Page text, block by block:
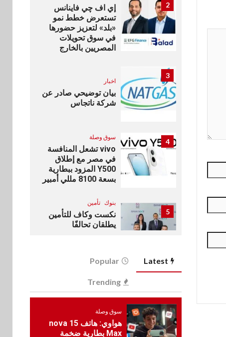
2
إي اف چي فاينانس
تستعرض خطط نمو
«بلد» لتعزيز حضورها
في سوق تحويلات
المصريين بالخارج
3
اخبار
بيان توضيحي صادر عن
شركة ناتجاس
4 سوق وصلة
vivo تشعل المنافسة
في مصر مع إطلاق
Y500 المزود ببطارية
بسعة 8100 مللي أمبير
5
بنوك تأمين
نكست وكاف للتأمين
يطلقان تحالفًا
الأعلى يوقّع بروتوكول
تعاون مع البريد لتقديم
خدمة الإعلان
الإلكتروني المسجل
Latest
Popular
Trending
سوق وصلة
هواوي: هاتف nova 15
Max بطارية ضخمة